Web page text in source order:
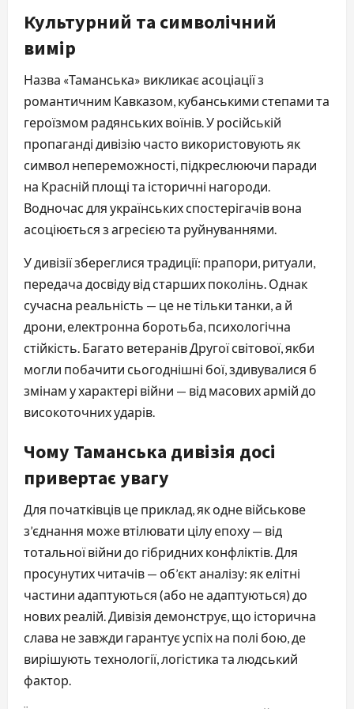
Культурний та символічний
вимір
Назва «Таманська» викликає асоціації з
романтичним Кавказом, кубанськими степами та
героїзмом радянських воїнів. У російській
пропаганді дивізію часто використовують як
символ непереможності, підкреслюючи паради
на Красній площі та історичні нагороди.
Водночас для українських спостерігачів вона
асоціюється з агресією та руйнуваннями.
У дивізії збереглися традиції: прапори, ритуали,
передача досвіду від старших поколінь. Однак
сучасна реальність — це не тільки танки, а й
дрони, електронна боротьба, психологічна
стійкість. Багато ветеранів Другої світової, якби
могли побачити сьогоднішні бої, здивувалися б
змінам у характері війни — від масових армій до
високоточних ударів.
Чому Таманська дивізія досі
привертає увагу
Для початківців це приклад, як одне військове
з’єднання може втілювати цілу епоху — від
тотальної війни до гібридних конфліктів. Для
просунутих читачів — об’єкт аналізу: як елітні
частини адаптуються (або не адаптуються) до
нових реалій. Дивізія демонструє, що історична
слава не завжди гарантує успіх на полі бою, де
вирішують технології, логістика та людський
фактор.